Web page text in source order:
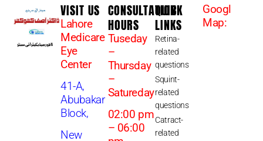
VISIT US
Lahore
Medicare
Eye
Center
41-A,
Abubakar
Block,
New
CONSULTATION
HOURS
Tuseday
–
Thursday
–
Satureday
02:00 pm
– 06:00
QUICK
LINKS
Retina-
related
questions
Squint-
related
questions
Catract-
related
Googl
Map: